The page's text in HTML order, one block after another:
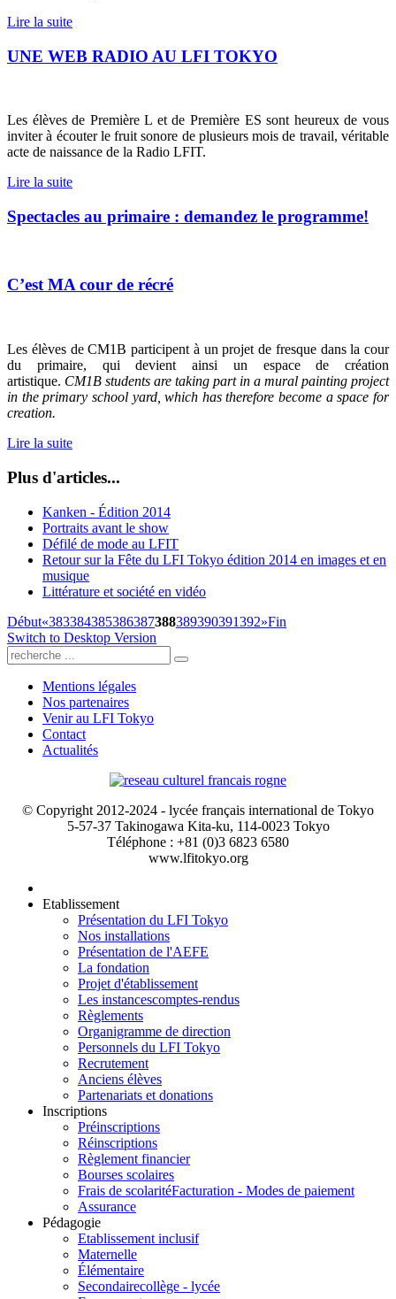
Lire la suite
UNE WEB RADIO AU LFI TOKYO
Les élèves de Première L et de Première ES sont heureux de vous
inviter à écouter le fruit sonore de plusieurs mois de travail, véritable
acte de naissance de la Radio LFIT.
Lire la suite
Spectacles au primaire : demandez le programme!
C’est MA cour de récré
Les élèves de CM1B participent à un projet de fresque dans la cour
du primaire, qui devient ainsi un espace de création
artistique. CM1B students are taking part in a mural painting project
in the primary school yard, which has therefore become a space for
creation.
Lire la suite
Plus d'articles...
Kanken - Édition 2014
Portraits avant le show
Défilé de mode au LFIT
Retour sur la Fête du LFI Tokyo édition 2014 en images et en
musique
Littérature et société en vidéo
Début«383384385386387388389390391392»Fin
Switch to Desktop Version
Mentions légales
Nos partenaires
Venir au LFI Tokyo
Contact
Actualités
© Copyright 2012-2024 - lycée français international de Tokyo
5-57-37 Takinogawa Kita-ku, 114-0023 Tokyo
Téléphone : +81 (0)3 6823 6580
www.lfitokyo.org
Etablissement
Présentation du LFI Tokyo
Nos installations
Présentation de l'AEFE
La fondation
Projet d'établissement
Les instancescomptes-rendus
Règlements
Organigramme de direction
Personnels du LFI Tokyo
Recrutement
Anciens élèves
Partenariats et donations
Inscriptions
Préinscriptions
Réinscriptions
Règlement financier
Bourses scolaires
Frais de scolaritéFacturation - Modes de paiement
Assurance
Pédagogie
Etablissement inclusif
Maternelle
Élémentaire
Secondairecollège - lycée